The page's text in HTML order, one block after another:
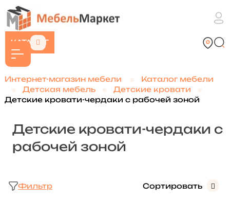
КАТАЛОГ
Интернет-магазин мебели
Каталог мебели
Детская мебель
Детские кровати
Детские кровати-чердаки с рабочей зоной
Детские кровати-чердаки с
рабочей зоной
Фильтр Сортировать